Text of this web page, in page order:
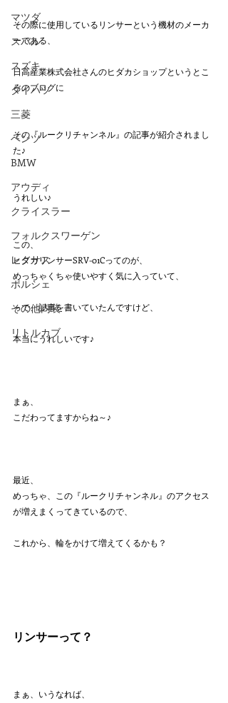
マツダ
スバル
スズキ
ダイハツ
三菱
ベンツ
BMW
アウディ
クライスラー
フォルクスワーゲン
レクサス
ポルシェ
その他内装
リトルカブ
その際に使用しているリンサーという機材のメーカ
ーである、
日高産業株式会社さんのヒダカショップというとこ
ろのブログに
その『ルークリチャンネル』の記事が紹介されまし
た♪
うれしい♪
この、
ヒダカリンサーSRV-01Cってのが、
めっちゃくちゃ使いやすく気に入っていて、
っで、記事を書いていたんですけど、
本当にうれしいです♪
まぁ、
こだわってますからね～♪
最近、
めっちゃ、この『ルークリチャンネル』のアクセス
が増えまくってきているので、
これから、輪をかけて増えてくるかも？
リンサーって？
まぁ、いうなれば、